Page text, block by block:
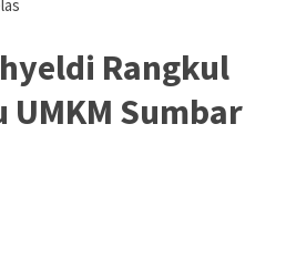
Rangkul
Sumbar